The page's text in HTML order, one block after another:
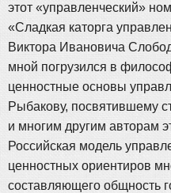
этот «управленческий»
«Сладкая каторга
Виктора Ивановича
мной погрузился в
ценностные основы
Рыбакову, посвятившему
и многим другим авторам
Российская модель
ценностных ориентиров
составляющего общность